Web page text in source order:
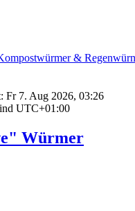
&
Fr 7. Aug 2026, 03:26
UTC+01:00
Würmer